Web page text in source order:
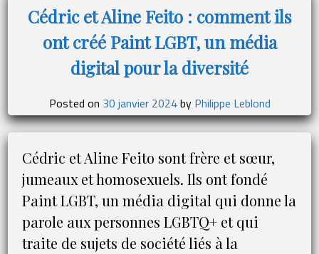
de
TotalEnergies,
géant
l’énergie
Cédric et Aline Feito : comment ils
ont créé Paint LGBT, un média
digital pour la diversité
Posted on 30 janvier 2024by Philippe Leblond
Cédric et Aline Feito sont frère et sœur,
jumeaux et homosexuels. Ils ont fondé
Paint LGBT, un média digital qui donne la
parole aux personnes LGBTQ+ et qui
traite de sujets de société liés à la